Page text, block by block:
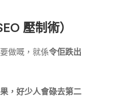
壓制術）
做嘅，就係令佢跌出
，好少人會碌去第二